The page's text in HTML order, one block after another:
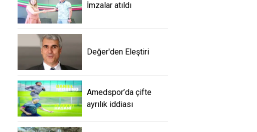
İmzalar atıldı
Değer'den Eleştiri
Amedspor’da çifte
ayrılık iddiası